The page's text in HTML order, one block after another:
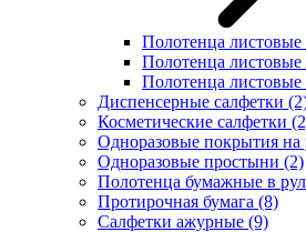
Полотенца
Полотенца
Полотенца
Диспенсерные салфетки
Косметические салфетки
Одноразовые покрытия на
Одноразовые простыни (2)
Полотенца бумажные в
Протирочная бумага (8)
Салфетки ажурные (9)